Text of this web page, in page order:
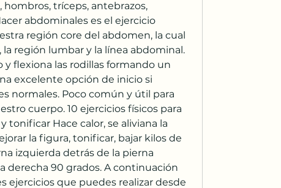
abdominales es el ejercicio
región core del abdomen, la cual
región lumbar y la línea abdominal.
y flexiona las rodillas formando un
excelente opción de inicio si
normales. Poco común y útil para
cuerpo. 10 ejercicios físicos para
tonificar Hace calor, se aliviana la
la figura, tonificar, bajar kilos de
izquierda detrás de la pierna
derecha 90 grados. A continuación
ejercicios que puedes realizar desde